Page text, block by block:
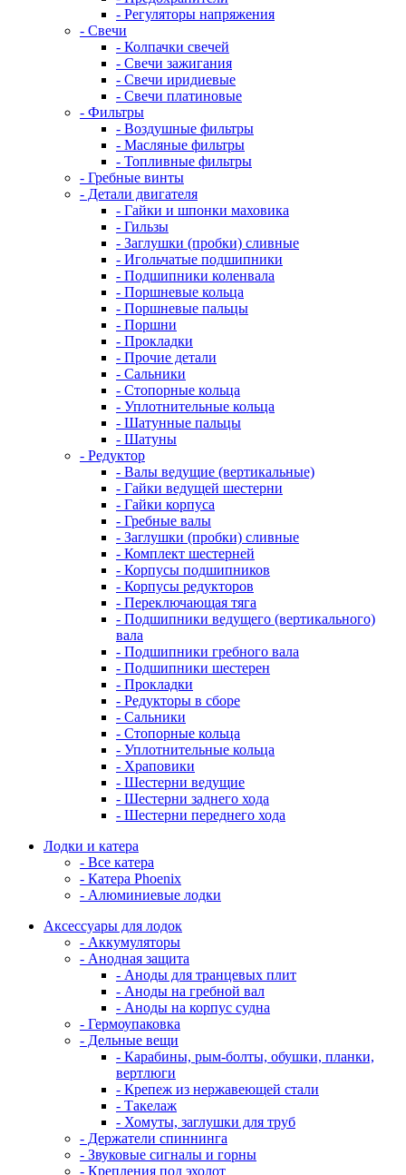
- Регуляторы напряжения
- Свечи
- Колпачки свечей
- Свечи зажигания
- Свечи иридиевые
- Свечи платиновые
- Фильтры
- Воздушные фильтры
- Масляные фильтры
- Топливные фильтры
- Гребные винты
- Детали двигателя
- Гайки и шпонки маховика
- Гильзы
- Заглушки (пробки) сливные
- Игольчатые подшипники
- Подшипники коленвала
- Поршневые кольца
- Поршневые пальцы
- Поршни
- Прокладки
- Прочие детали
- Сальники
- Стопорные кольца
- Уплотнительные кольца
- Шатунные пальцы
- Шатуны
- Редуктор
- Валы ведущие (вертикальные)
- Гайки ведущей шестерни
- Гайки корпуса
- Гребные валы
- Заглушки (пробки) сливные
- Комплект шестерней
- Корпусы подшипников
- Корпусы редукторов
- Переключающая тяга
- Подшипники ведущего (вертикального)
вала
- Подшипники гребного вала
- Подшипники шестерен
- Прокладки
- Редукторы в сборе
- Сальники
- Стопорные кольца
- Уплотнительные кольца
- Храповики
- Шестерни ведущие
- Шестерни заднего хода
- Шестерни переднего хода
Лодки и катера
- Все катера
- Катера Phoenix
- Алюминиевые лодки
Аксессуары для лодок
- Аккумуляторы
- Анодная защита
- Аноды для транцевых плит
- Аноды на гребной вал
- Аноды на корпус судна
- Гермоупаковка
- Дельные вещи
- Карабины, рым-болты, обушки, планки,
вертлюги
- Крепеж из нержавеющей стали
- Такелаж
- Хомуты, заглушки для труб
- Держатели спиннинга
- Звуковые сигналы и горны
- Крепления под эхолот